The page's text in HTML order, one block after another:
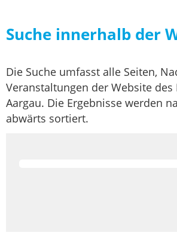
Suche innerhalb der
Die Suche umfasst alle Seiten,
Veranstaltungen der Website des
Aargau. Die Ergebnisse werden
abwärts sortiert.